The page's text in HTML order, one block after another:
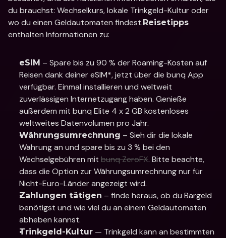
du brauchst: Wechselkurs, lokale Trinkgeld-Kultur oder
wo du einen Geldautomaten findest.Reisetipps
enthalten Informationen zu:
eSIM – Spare bis zu 90 % der Roaming-Kosten auf
Reisen dank deiner eSIM*, jetzt über die bunq App
verfügbar. Einmal installieren und weltweit
zuverlässigen Internetzugang haben. Genieße
außerdem mit bunq Elite 4 x 2 GB kostenloses
weltweites Datenvolumen pro Jahr.
Währungsumrechnung – Sieh dir die lokale
Währung an und spare bis zu 3 % bei den
Wechselgebühren mit bunq ZeroFX. Bitte beachte,
dass die Option zur Währungsumrechnung nur für
Nicht-Euro-Länder angezeigt wird.
Zahlungen tätigen – finde heraus, ob du Bargeld
benötigst und wie viel du an einem Geldautomaten
abheben kannst.
Trinkgeld-Kultur — Trinkgeld kann an bestimmten